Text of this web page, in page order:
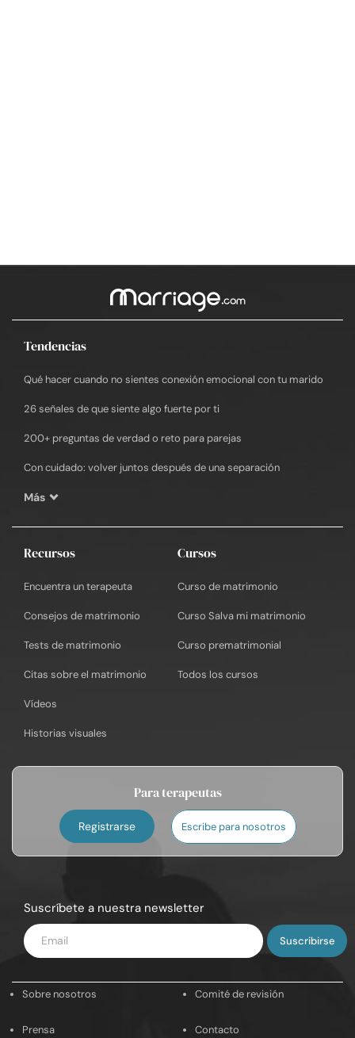
Tendencias
Qué hacer cuando no sientes conexión emocional con tu marido
26 señales de que siente algo fuerte por ti
200+ preguntas de verdad o reto para parejas
Con cuidado: volver juntos después de una separación
Más
Recursos
Encuentra un terapeuta
Consejos de matrimonio
Tests de matrimonio
Citas sobre el matrimonio
Vídeos
Historias visuales
Cursos
Curso de matrimonio
Curso Salva mi matrimonio
Curso prematrimonial
Todos los cursos
Para terapeutas
Registrarse Escribe para nosotros
Suscríbete a nuestra newsletter
Introduce
tu
Sobre nosotros Comité de revisión
Prensa Contacto